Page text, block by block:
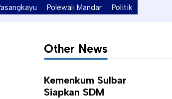
Polewali Mandar Politik
Other News
Kemenkum Sulbar
Siapkan SDM